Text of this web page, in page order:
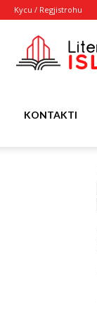
Kycu / Regjistrohu
KONTAKTI